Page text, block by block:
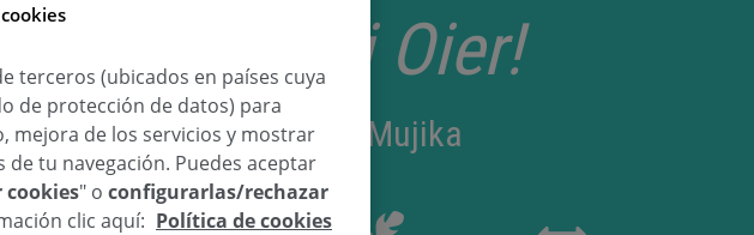
Ongi etorri Oier!
Oier Garmendia Mujika
terceros (ubicados en países cuya
de protección de datos) para
mejora de los servicios y mostrar
tu navegación. Puedes aceptar
cookies" o configurarlas/rechazar
clic aquí: Política de cookies